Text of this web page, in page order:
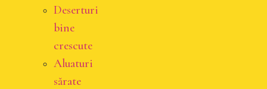
Deserturi
bine
crescute
Aluaturi
sărate